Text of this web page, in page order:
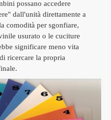
possano accedere
dall'unità direttamente a
comodità per sgonfiare,
usurato o le cuciture
significare meno vita
ricercare la propria